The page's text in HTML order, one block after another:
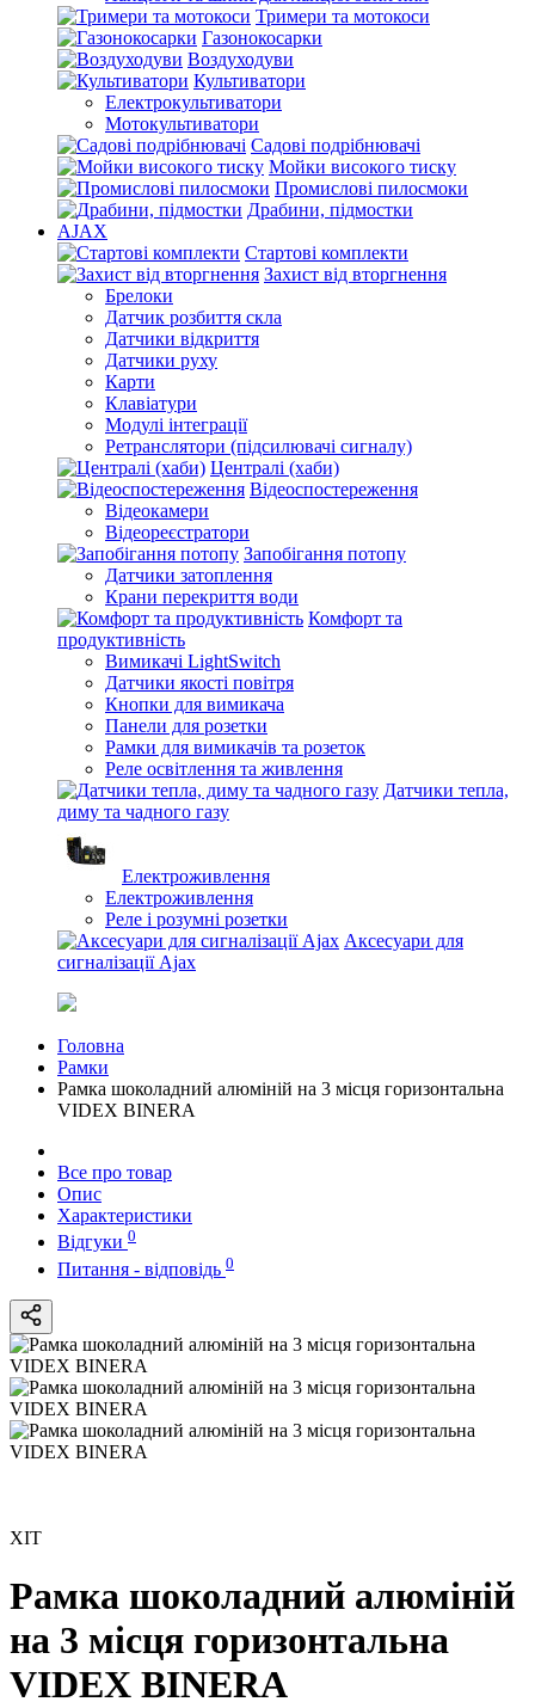
Тримери та мотокоси
Газонокосарки
Воздуходуви
Культиватори
Електрокультиватори
Мотокультиватори
Садові подрібнювачі
Мойки високого тиску
Промислові пилосмоки
Драбини, підмостки
AJAX
Стартові комплекти
Захист від вторгнення
Брелоки
Датчик розбиття скла
Датчики відкриття
Датчики руху
Карти
Клавіатури
Модулі інтеграції
Ретранслятори (підсилювачі сигналу)
Централі (хаби)
Відеоспостереження
Відеокамери
Відеореєстратори
Запобігання потопу
Датчики затоплення
Крани перекриття води
Комфорт та
продуктивність
Вимикачі LightSwitch
Датчики якості повітря
Кнопки для вимикача
Панели для розетки
Рамки для вимикачів та розеток
Реле освітлення та живлення
Датчики тепла,
диму та чадного газу
Електроживлення
Електроживлення
Реле і розумні розетки
Аксесуари для
сигналізації Ajax
Головна
Рамки
Рамка шоколадний алюміній на 3 місця горизонтальна
VIDEX BINERA
Все про товар
Опис
Характеристики
Відгуки 0
Питання - відповідь 0
ХІТ
Рамка шоколадний алюміній
на 3 місця горизонтальна
VIDEX BINERA